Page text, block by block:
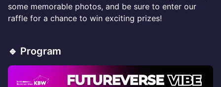
some memorable photos, and be sure to enter our
raffle for a chance to win exciting prizes!
🔹 Program